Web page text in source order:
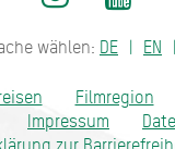
wählen: DE EN
Filmregion
Impressum
zur